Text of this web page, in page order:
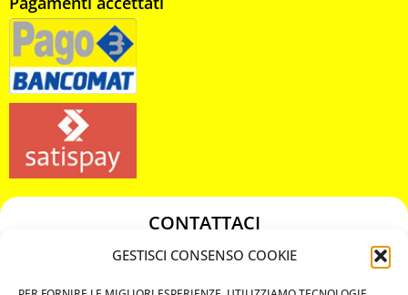
GESTISCI CONSENSO COOKIE
CONTATTACI
349 3863811